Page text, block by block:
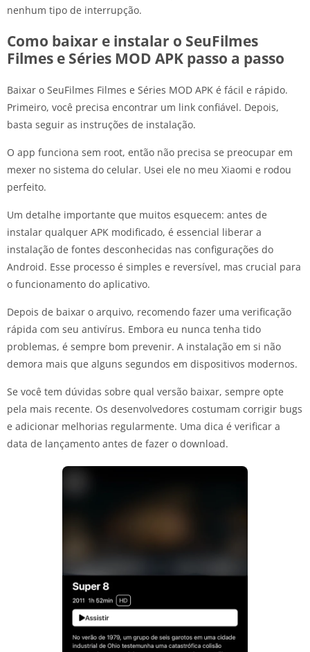
nenhum tipo de interrupção.
Como baixar e instalar o SeuFilmes
Filmes e Séries MOD APK passo a passo
Baixar o SeuFilmes Filmes e Séries MOD APK é fácil e rápido.
Primeiro, você precisa encontrar um link confiável. Depois,
basta seguir as instruções de instalação.
O app funciona sem root, então não precisa se preocupar em
mexer no sistema do celular. Usei ele no meu Xiaomi e rodou
perfeito.
Um detalhe importante que muitos esquecem: antes de
instalar qualquer APK modificado, é essencial liberar a
instalação de fontes desconhecidas nas configurações do
Android. Esse processo é simples e reversível, mas crucial para
o funcionamento do aplicativo.
Depois de baixar o arquivo, recomendo fazer uma verificação
rápida com seu antivírus. Embora eu nunca tenha tido
problemas, é sempre bom prevenir. A instalação em si não
demora mais que alguns segundos em dispositivos modernos.
Se você tem dúvidas sobre qual versão baixar, sempre opte
pela mais recente. Os desenvolvedores costumam corrigir bugs
e adicionar melhorias regularmente. Uma dica é verificar a
data de lançamento antes de fazer o download.